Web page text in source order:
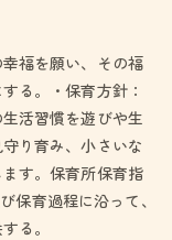
福を願い、その福
る。・保育方針：
活習慣を遊びや生
り育み、小さいな
す。保育所保育指
保育過程に沿って、
る。